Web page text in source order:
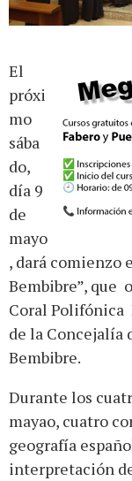
El
próxi
mo
sába
do,
día 9
de
mayo
, dará comienzo
Bembibre”, que
Coral Polifónica
de la Concejalía
Bembibre.
Durante los
mayao, cuatro
geografía
interpretación